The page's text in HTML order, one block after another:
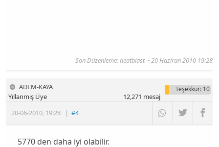
Son Düzenleme: heatblast ~ 20 Haziran 2010 19:28
ADEM-KAYA
20-06-2010, 19:28 |#4
Yıllanmış Üye
Teşekkür: 10
12,271 mesaj
5770 den daha iyi olabilir.